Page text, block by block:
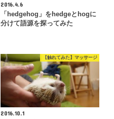
2016.4.6
「hedgehog」をhedgeとhogに
分けて語源を探ってみた
【触れてみた】マッサージ
2016.10.1